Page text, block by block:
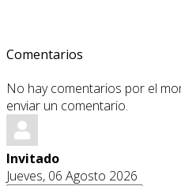
Comentarios
No hay comentarios por el
enviar un comentario.
Invitado
Jueves, 06 Agosto 2026